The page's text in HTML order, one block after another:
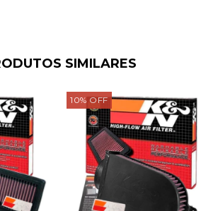
SIMILARES
10%OFF